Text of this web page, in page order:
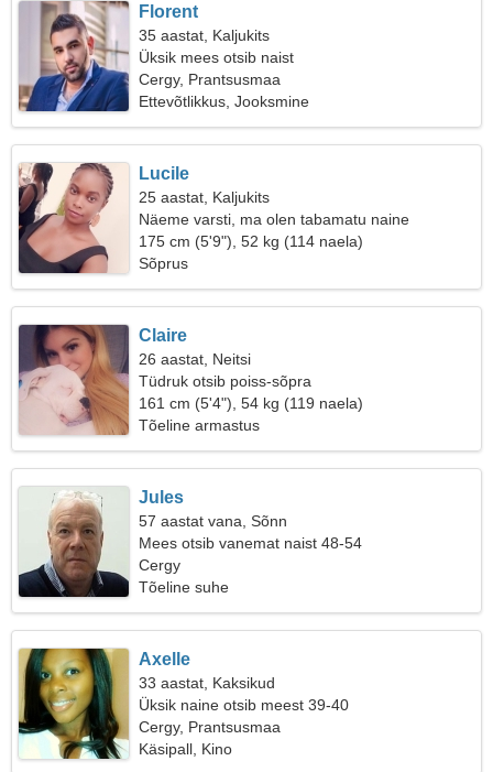
Florent
35 aastat, Kaljukits
Üksik mees otsib naist
Cergy, Prantsusmaa
Ettevõtlikkus, Jooksmine
Lucile
25 aastat, Kaljukits
Näeme varsti, ma olen tabamatu naine
175 cm (5'9"), 52 kg (114 naela)
Sõprus
Claire
26 aastat, Neitsi
Tüdruk otsib poiss-sõpra
161 cm (5'4"), 54 kg (119 naela)
Tõeline armastus
Jules
57 aastat vana, Sõnn
Mees otsib vanemat naist 48-54
Cergy
Tõeline suhe
Axelle
33 aastat, Kaksikud
Üksik naine otsib meest 39-40
Cergy, Prantsusmaa
Käsipall, Kino